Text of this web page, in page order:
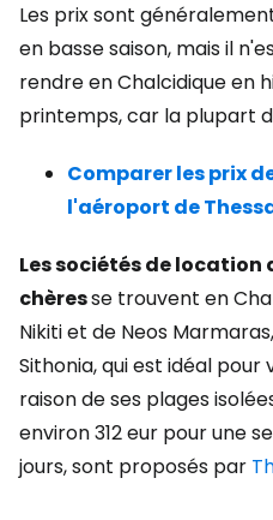
Les prix sont
en basse saison, mais il
rendre en Chalcidique en
printemps, car la plupart
Comparer les prix
l'aéroport de
Les sociétés de location
chèresse trouvent en
Nikiti et de Neos
Sithonia, qui est idéal
raison de ses plages
environ 312 eur pour une
jours, sont proposés par